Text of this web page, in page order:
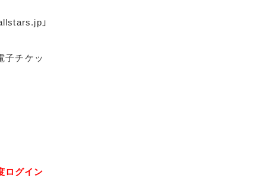
」
子チケッ
ログイン